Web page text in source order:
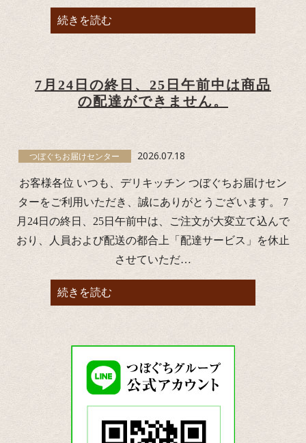
続きを読む
7月24日の終日、25日午前中は商品
の配達ができません。
つぼぐちお届けセンター 2026.07.18
お客様各位 いつも、デリキッチン つぼぐちお届けセン
ターをご利用いただき、誠にありがとうございます。 7
月24日の終日、25日午前中は、ご注文が大変立て込んで
おり、人員および配送の都合上「配達サービス」を休止
させていただ…
続きを読む